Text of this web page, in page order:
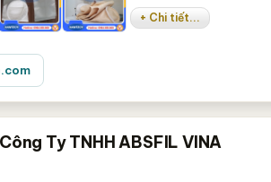
+ Chi tiết...
Ty TNHH ABSFIL VINA